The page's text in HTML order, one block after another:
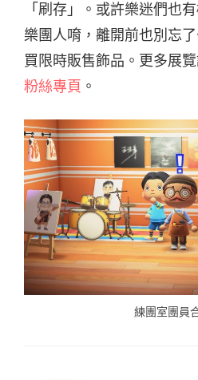
「刷存」。或許樂迷們也
樂團人唷，離開前也別忘
買限時販售飾品。更多展
粉絲專頁 。
練團室團員